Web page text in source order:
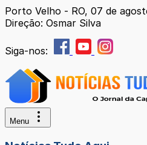
Porto Velho - RO, 07 de
Direção: Osmar Silva
Siga-nos:
Menu